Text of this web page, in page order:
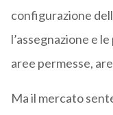
configurazione
l’assegnazione e
aree permesse,
Ma il mercato